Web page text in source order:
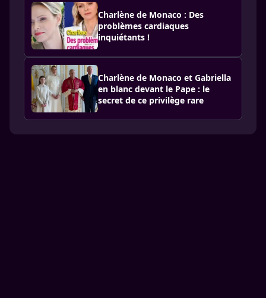
Charlène de Monaco : Des
problèmes cardiaques
inquiétants !
Charlène de Monaco et Gabriella
en blanc devant le Pape : le
secret de ce privilège rare